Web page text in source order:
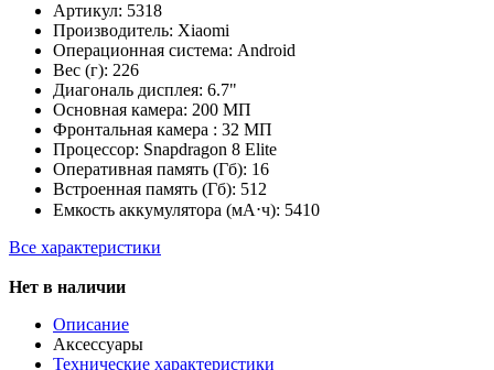
Артикул: 5318
Производитель: Xiaomi
Операционная система: Android
Вес (г): 226
Диагональ дисплея: 6.7"
Основная камера: 200 МП
Фронтальная камера : 32 МП
Процессор: Snapdragon 8 Elite
Оперативная память (Гб): 16
Встроенная память (Гб): 512
Емкость аккумулятора (мА⋅ч): 5410
Все характеристики
Нет в наличии
Описание
Аксессуары
Технические характеристики